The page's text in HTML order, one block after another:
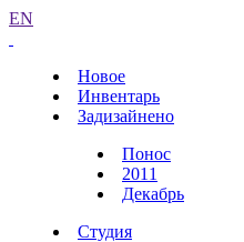
EN
Новое
Инвентарь
Задизайнено
Понос
2011
Декабрь
Студия